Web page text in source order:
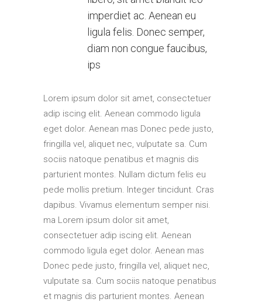
imperdiet ac. Aenean eu
ligula felis. Donec semper,
diam non congue faucibus,
ips
Lorem ipsum dolor sit amet, consectetuer
adip iscing elit. Aenean commodo ligula
eget dolor. Aenean mas Donec pede justo,
fringilla vel, aliquet nec, vulputate sa. Cum
sociis natoque penatibus et magnis dis
parturient montes. Nullam dictum felis eu
pede mollis pretium. Integer tincidunt. Cras
dapibus. Vivamus elementum semper nisi.
ma Lorem ipsum dolor sit amet,
consectetuer adip iscing elit. Aenean
commodo ligula eget dolor. Aenean mas
Donec pede justo, fringilla vel, aliquet nec,
vulputate sa. Cum sociis natoque penatibus
et magnis dis parturient montes. Aenean